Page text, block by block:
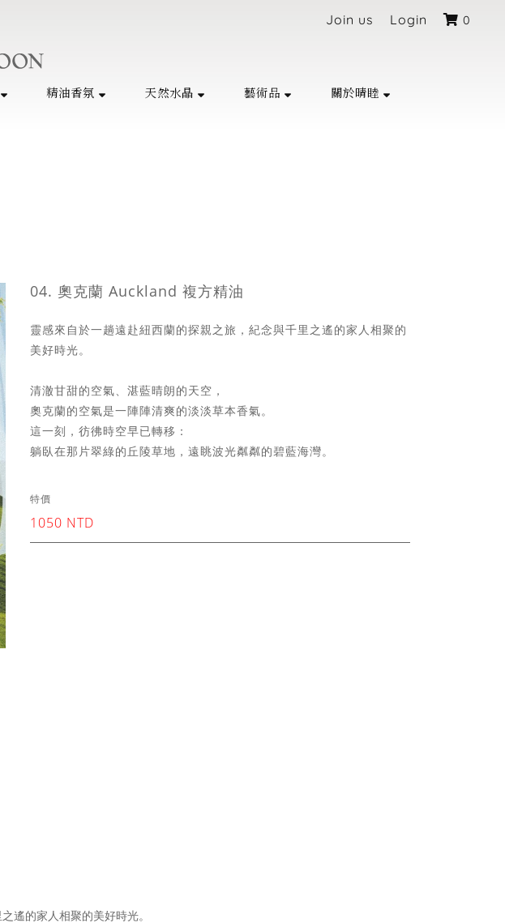
Join us Login 0
精油香氛 天然水晶 藝術品 關於晴睦
04. 奧克蘭 Auckland 複方精油
靈感來自於一趟遠赴紐西蘭的探親之旅，紀念與千里之遙的家人相聚的
美好時光。
清澈甘甜的空氣、湛藍晴朗的天空，
奧克蘭的空氣是一陣陣清爽的淡淡草本香氣。
這一刻，彷彿時空早已轉移：
躺臥在那片翠綠的丘陵草地，遠眺波光粼粼的碧藍海灣。
特價
1050 NTD
遙的家人相聚的美好時光。